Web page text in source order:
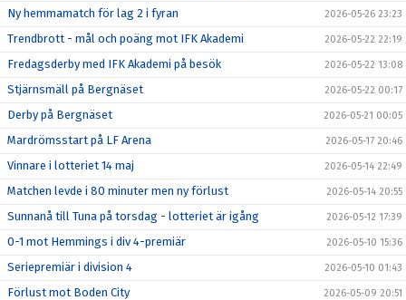
Ny hemmamatch för lag 2 i fyran 2026-05-26 23:23
Trendbrott - mål och poäng mot IFK Akademi 2026-05-22 22:19
Fredagsderby med IFK Akademi på besök 2026-05-22 13:08
Stjärnsmäll på Bergnäset 2026-05-22 00:17
Derby på Bergnäset 2026-05-21 00:05
Mardrömsstart på LF Arena 2026-05-17 20:46
Vinnare i lotteriet 14 maj 2026-05-14 22:49
Matchen levde i 80 minuter men ny förlust 2026-05-14 20:55
Sunnanå till Tuna på torsdag - lotteriet är igång 2026-05-12 17:39
0-1 mot Hemmings i div 4-premiär 2026-05-10 15:36
Seriepremiär i division 4 2026-05-10 01:43
Förlust mot Boden City 2026-05-09 20:51